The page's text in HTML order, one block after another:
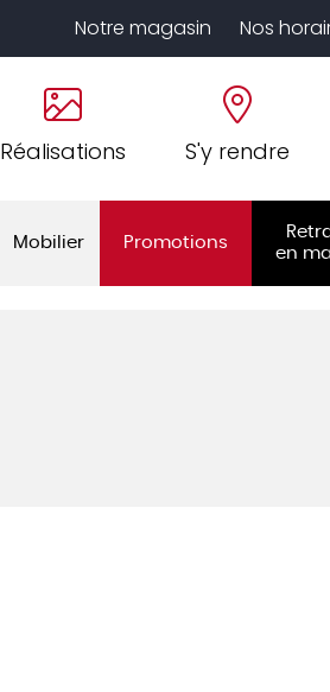
Notre magasin Nos
Réalisations S'y rendre
Mobilier Promotions
en